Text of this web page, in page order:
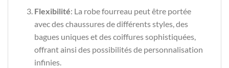
Flexibilité: La robe fourreau peut être portée
avec des chaussures de différents styles, des
bagues uniques et des coiffures sophistiquées,
offrant ainsi des possibilités de personnalisation
infinies.